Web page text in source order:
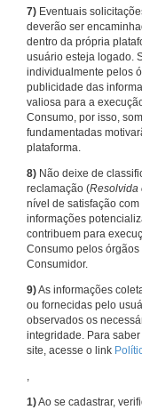
7) Eventuais
deverão ser
dentro da própria
usuário esteja logado.
individualmente pelos
publicidade das
valiosa para a
Consumo, por isso,
fundamentadas
plataforma.
8) Não deixe de
reclamação (Resolvida
nível de satisfação
informações
contribuem para
Consumo pelos
Consumidor.
9)As informações
ou fornecidas pelo
observados os
integridade. Para
site, acesse o link
,
1)Ao se cadastrar,